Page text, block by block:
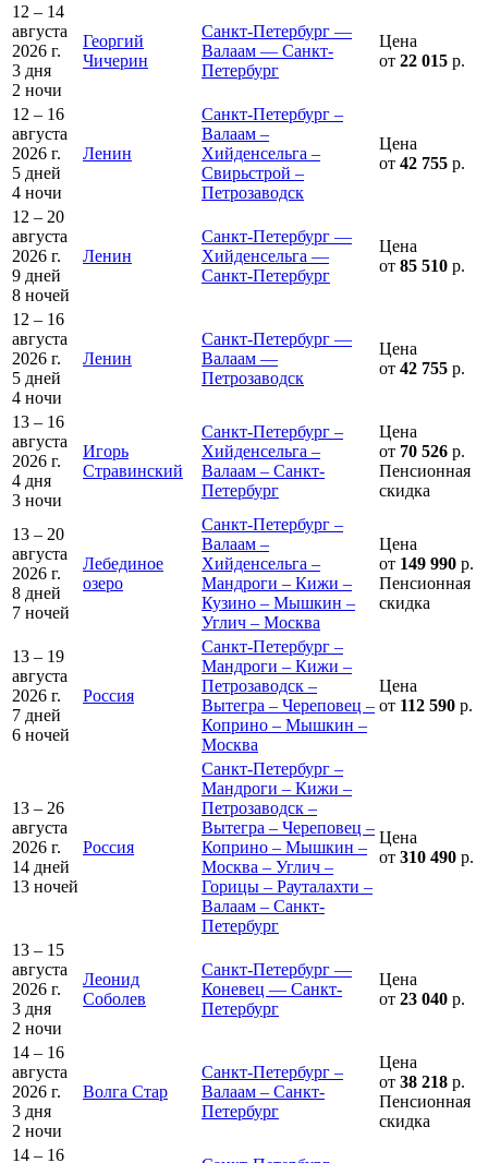
12 – 14
августа
2026 г.
3 дня
2 ночи
Георгий
Чичерин
Санкт-Петербург —
Валаам — Санкт-
Петербург
Цена
от 22 015 р.
12 – 16
августа
2026 г.
5 дней
4 ночи
Ленин
Санкт-Петербург –
Валаам –
Хийденсельга –
Свирьстрой –
Петрозаводск
Цена
от 42 755 р.
12 – 20
августа
2026 г.
9 дней
8 ночей
Ленин
Санкт-Петербург —
Хийденсельга —
Санкт-Петербург
Цена
от 85 510 р.
12 – 16
августа
2026 г.
5 дней
4 ночи
Ленин
Санкт-Петербург —
Валаам —
Петрозаводск
Цена
от 42 755 р.
13 – 16
августа
2026 г.
4 дня
3 ночи
Игорь
Стравинский
Санкт-Петербург –
Хийденсельга –
Валаам – Санкт-
Петербург
Цена
от 70 526 р.
Пенсионная
скидка
13 – 20
августа
2026 г.
8 дней
7 ночей
Лебединое
озеро
Санкт-Петербург –
Валаам –
Хийденсельга –
Мандроги – Кижи –
Кузино – Мышкин –
Углич – Москва
Цена
от 149 990 р.
Пенсионная
скидка
13 – 19
августа
2026 г.
7 дней
6 ночей
Россия
Санкт-Петербург –
Мандроги – Кижи –
Петрозаводск –
Вытегра – Череповец –
Коприно – Мышкин –
Москва
Цена
от 112 590 р.
13 – 26
августа
2026 г.
14 дней
13 ночей
Россия
Санкт-Петербург –
Мандроги – Кижи –
Петрозаводск –
Вытегра – Череповец –
Коприно – Мышкин –
Москва – Углич –
Горицы – Рауталахти –
Валаам – Санкт-
Петербург
Цена
от 310 490 р.
13 – 15
августа
2026 г.
3 дня
2 ночи
Леонид
Соболев
Санкт-Петербург —
Коневец — Санкт-
Петербург
Цена
от 23 040 р.
14 – 16
августа
2026 г.
3 дня
2 ночи
Волга Стар
Санкт-Петербург –
Валаам – Санкт-
Петербург
Цена
от 38 218 р.
Пенсионная
скидка
14 – 16